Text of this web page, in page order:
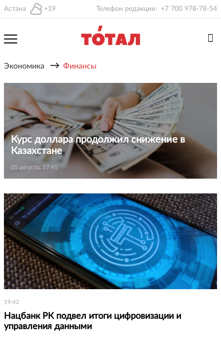
Астана +19 Телефон редакции: +7 700 978-78-54
Экономика → Финансы
Курс доллара продолжил снижение в
Казахстане
05 августа, 17:41
19:42
Нацбанк РК подвел итоги цифровизации и
управления данными